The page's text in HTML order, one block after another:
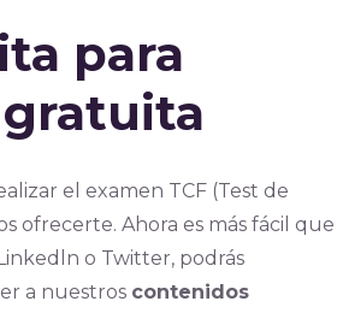
para
el examen TCF (Test de
ofrecerte. Ahora es más fácil que
o Twitter, podrás
a nuestros contenidos